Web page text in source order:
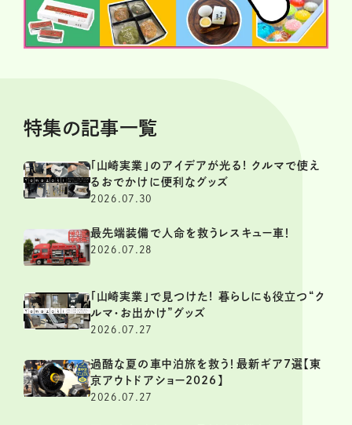
特集の記事一覧
「山崎実業」のアイデアが光る! クルマで使え
るおでかけに便利なグッズ
2026.07.30
最先端装備で人命を救うレスキュー車！
2026.07.28
「山崎実業」で見つけた! 暮らしにも役立つ“ク
ルマ・お出かけ”グッズ
2026.07.27
過酷な夏の車中泊旅を救う！最新ギア7選【東
京アウトドアショー2026】
2026.07.27